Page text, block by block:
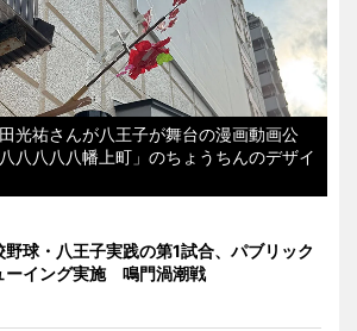
光祐さんが八王子が舞台の漫画動画公
八八八八幡上町」のちょうちんのデザイ
野球・八王子実践の第1試合、パブリック
ーイング実施 鳴門渦潮戦